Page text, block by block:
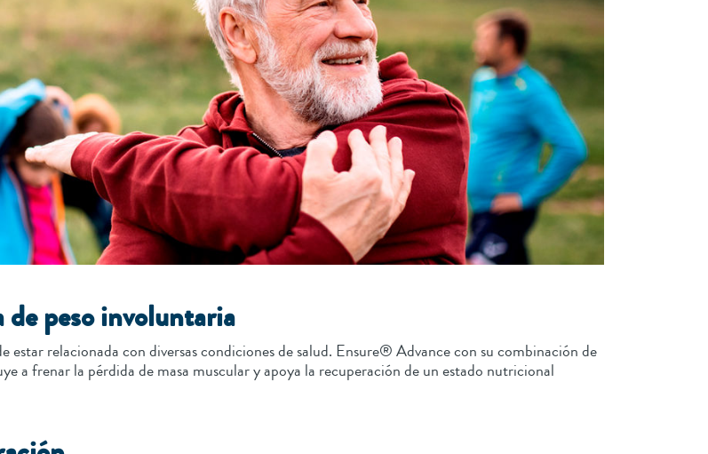
peso involuntaria
estar relacionada con diversas condiciones de salud. Ensure® Advance con su combinación de
a frenar la pérdida de masa muscular y apoya la recuperación de un estado nutricional